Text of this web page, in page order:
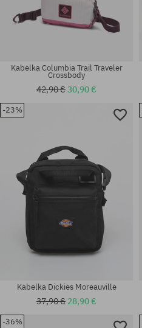
Kabelka Columbia Trail Traveler
Crossbody
42,90 €30,90 €
-23%
Kabelka Dickies Moreauville
37,90 € 28,90 €
-36%